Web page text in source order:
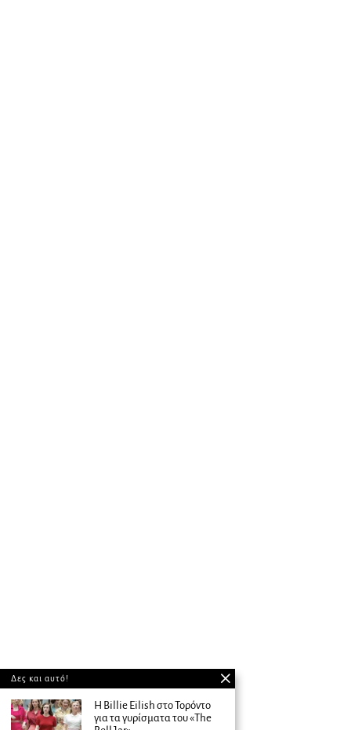
Δες και αυτό!
Η Billie Eilish στο Τορόντο
για τα γυρίσματα του «The